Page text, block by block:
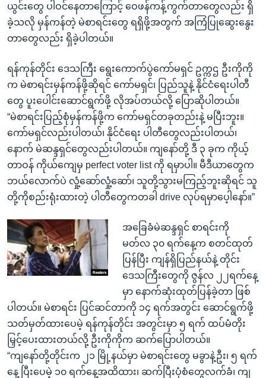
ယွင်းတွေ ပါဝင်နေတာကြောင့် ဝေဖန်ကန့်ကွက်တာတွေလည်း ရှိ
ခဲ့သလို မှန်ကန်တဲ့ မဲစာရင်းတွေ ရရှိဖို့အတွက် အကြံပြုဆွေးနွေး
တာတွေလည်း ရှိခဲ့ပါတယ်။
ရန်ကုန်တိုင်း ဒေသကြီး ရွေးကောက်ပွဲကော်မရှင် ဥက္ကဌ ဦးကိုကို
က မဲစာရင်းမှန်ကန်ဖို့ဆိုရင် ကော်မရှင်၊ ပြည်သူနဲ့ နိုင်ငံရေးပါတီ
တွေ ပူးပေါင်းဆောင်ရွက်ဖို့ လိုအပ်တယ်လို့ ပြောဆိုပါတယ်။
“မဲစာရင်းပြည့်စုံမှန်ကန်ဖို့က ကော်မရှင်တခုတည်းနဲ့ မပြီးဘူး။
ကော်မရှင်လည်းပါတယ်၊ နိုင်ငံရေး ပါတီတွေလည်းပါတယ်၊
နောက် မဲဆန္ဒရှင်တွေလည်းပါတယ်။ ကျနော်တို့ ဒီ ၃ ခုက ကိုယ့်
တာဝန် ကိုယ်ကျေမှ perfect voter list ကို ရမှာပါ။ မီဒီယာတွေက
ဘယ်လောက်ပဲ လှုံ့ဆော်လှုံ့ဆော်၊ သူတို့သွားမကြည့်ဘူးဆိုရင် သူ
တို့ကိုစည်းရုံးထားတဲ့ ပါတီတွေကတခါ drive လုပ်ရမှာပေ့ါနော်။”
အခြေခံမဲဆန္ဒရှင် စာရင်းကို
မတ်လ ၃၀ ရက်နေ့က စတင်ထုတ်
ပြန်ပြီး ကျန်ရှိပြည်နယ်နဲ့ တိုင်း
ဒေသကြီးတွေကို ဇွန်လ ၂၂ရက်နေ့
မှာ နောက်ဆုံးထုတ်ပြန်ခဲ့တာ ဖြစ်
ပါတယ်။ မဲစာရင်း ပြင်ဆင်တာကို ၁၄ ရက်အတွင်း ဆောင်ရွက်ဖို့
သတ်မှတ်ထားပေမဲ့ ရန်ကုန်တိုင်း အတွင်းမှာ ၅ ရက် ထပ်မံတိုး
မြှင့်ပေးထားတယ်လို့ ဦးကိုကိုက ဆက်ပြောပါတယ်။
“ကျနော်တို့တိုင်းက ၂၁ မြို့နယ်မှာ မဲစာရင်းတွေ မခွာနဲ့ဦး၊ ၅ ရက်
နေ့ ပြီးပေမဲ့ ၁၀ ရက်နေ့အထိထား၊ ဆက်ပြီးပုံစံတွေလက်ခံ၊ ကျ